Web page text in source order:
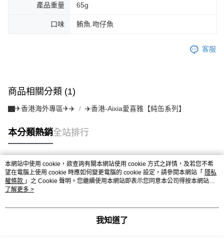
產品重量 65g
口味 鮪魚.吻仔魚
客服
商品相關分類 (1)
▇✈香港海外專區✈✈️ ✈️香港-Aixia愛喜雅【純缶系列】
本分類熱銷全站排行
熱門標籤
本網站中使用 cookie，欲查詢有關本網站使用 cookie 方式之詳情，及若您不希
望在電腦上使用 cookie 時應如何變更電腦的 cookie 設定，請參閱本網站「 隱私
權條款 」之 Cookie 聲明。您繼續使用本網站即表示您同意本公司得按本網站使
用條款之 Cookie 聲明使用 cookie。
了解更多 >
我知道了